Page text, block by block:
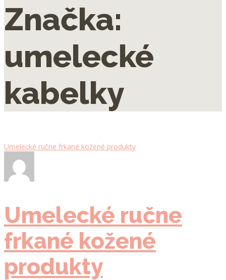
Značka:
umelecké
kabelky
Umelecké ručne frkané kožené produkty
Umelecké ručne
frkané kožené
produkty